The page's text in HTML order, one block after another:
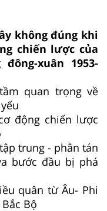
không đúng khi
chiến lược của
xuân 1953-
quan trọng về
động chiến lược
trung - phân tán
bước đầu bị phá
quân từ Âu- Phi
Bộ